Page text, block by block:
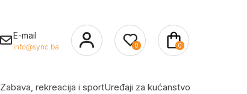
E-mail
info@sync.ba 0 0
Zabava, rekreacija i sportUređaji za kućanstvo